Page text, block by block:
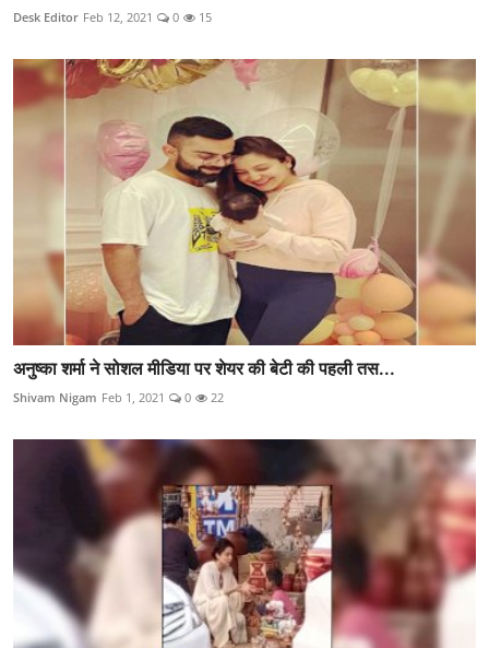
Desk Editor Feb 12, 2021 0 15
अनुष्का शर्मा ने सोशल मीडिया पर शेयर की बेटी की पहली तस...
Shivam Nigam Feb 1, 2021 0 22